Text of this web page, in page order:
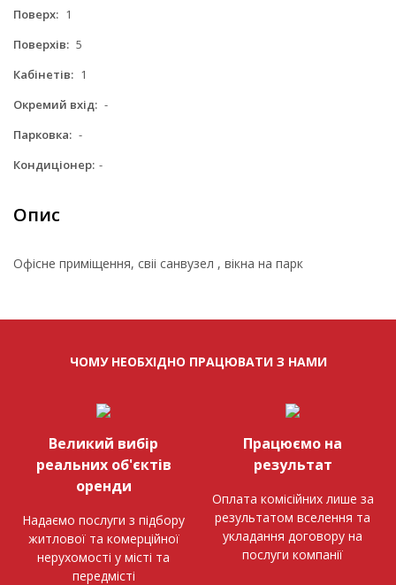
Поверх: 1
Поверхів: 5
Кабінетів: 1
Окремий вхід: -
Парковка: -
Кондиціонер: -
Опис
Офісне приміщення, свіі санвузел , вікна на парк
ЧОМУ НЕОБХІДНО ПРАЦЮВАТИ З НАМИ
Великий вибір
реальних об'єктів
оренди
Надаємо послуги з підбору
житлової та комерційної
нерухомості у місті та
передмісті
Працюємо на
результат
Оплата комісійних лише за
результатом вселення та
укладання договору на
послуги компанії